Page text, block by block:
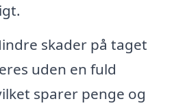
skader på taget
uden en fuld
sparer penge og